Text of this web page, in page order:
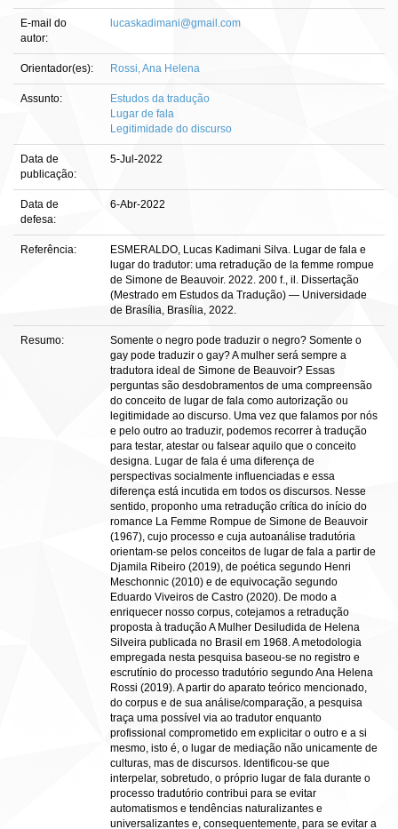
E-mail do
autor:
lucaskadimani@gmail.com
Orientador(es): Rossi, Ana Helena
Assunto:
Estudos da tradução
Lugar de fala
Legitimidade do discurso
Data de
publicação:
5-Jul-2022
Data de
defesa:
6-Abr-2022
Referência:
ESMERALDO, Lucas Kadimani Silva. Lugar de fala e
lugar do tradutor: uma retradução de la femme rompue
de Simone de Beauvoir. 2022. 200 f., il. Dissertação
(Mestrado em Estudos da Tradução) — Universidade
de Brasília, Brasília, 2022.
Resumo:
Somente o negro pode traduzir o negro? Somente o
gay pode traduzir o gay? A mulher será sempre a
tradutora ideal de Simone de Beauvoir? Essas
perguntas são desdobramentos de uma compreensão
do conceito de lugar de fala como autorização ou
legitimidade ao discurso. Uma vez que falamos por nós
e pelo outro ao traduzir, podemos recorrer à tradução
para testar, atestar ou falsear aquilo que o conceito
designa. Lugar de fala é uma diferença de
perspectivas socialmente influenciadas e essa
diferença está incutida em todos os discursos. Nesse
sentido, proponho uma retradução crítica do início do
romance La Femme Rompue de Simone de Beauvoir
(1967), cujo processo e cuja autoanálise tradutória
orientam-se pelos conceitos de lugar de fala a partir de
Djamila Ribeiro (2019), de poética segundo Henri
Meschonnic (2010) e de equivocação segundo
Eduardo Viveiros de Castro (2020). De modo a
enriquecer nosso corpus, cotejamos a retradução
proposta à tradução A Mulher Desiludida de Helena
Silveira publicada no Brasil em 1968. A metodologia
empregada nesta pesquisa baseou-se no registro e
escrutínio do processo tradutório segundo Ana Helena
Rossi (2019). A partir do aparato teórico mencionado,
do corpus e de sua análise/comparação, a pesquisa
traça uma possível via ao tradutor enquanto
profissional comprometido em explicitar o outro e a si
mesmo, isto é, o lugar de mediação não unicamente de
culturas, mas de discursos. Identificou-se que
interpelar, sobretudo, o próprio lugar de fala durante o
processo tradutório contribui para se evitar
automatismos e tendências naturalizantes e
universalizantes e, consequentemente, para se evitar a